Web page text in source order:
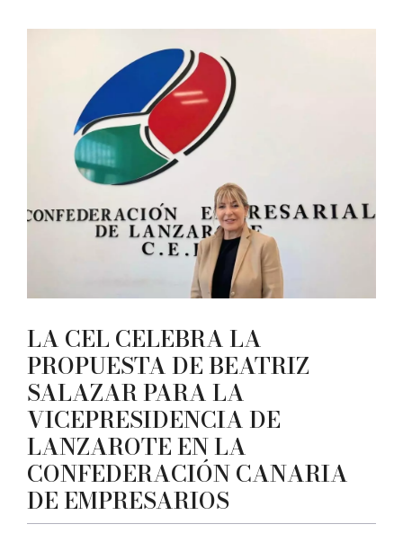
LA CEL CELEBRA LA
PROPUESTA DE BEATRIZ
SALAZAR PARA LA
VICEPRESIDENCIA DE
LANZAROTE EN LA
CONFEDERACIÓN CANARIA
DE EMPRESARIOS